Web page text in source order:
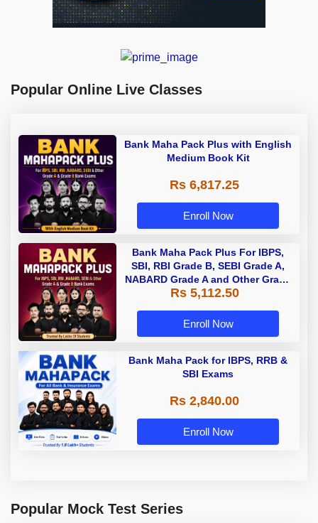
Popular Online Live Classes
Bank Maha Pack Plus with English
Medium Book Kit
Rs 6,817.25
Enroll Now
Bank Maha Pack Plus For IBPS,
SBI, RBI Grade B, SEBI Grade A,
NABARD Grade A and Other Grade
A & Grade B Bank Exams
Rs 5,112.50
Enroll Now
Bank Maha Pack for IBPS, RRB &
SBI Exams
Rs 2,840.00
Enroll Now
Popular Mock Test Series